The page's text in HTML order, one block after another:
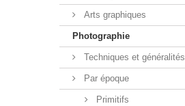
Arts graphiques
Photographie
Techniques et généralités
Par époque
Primitifs